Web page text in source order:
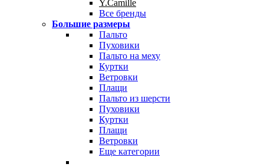
Y.Camille
Все бренды
Большие размеры
Пальто
Пуховики
Пальто на меху
Куртки
Ветровки
Плащи
Пальто из шерсти
Пуховики
Куртки
Плащи
Ветровки
Еще категории